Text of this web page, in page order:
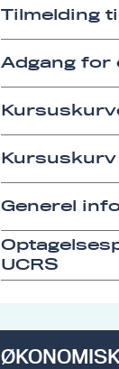
Tilmelding
Adgang for
Generel
UCRS